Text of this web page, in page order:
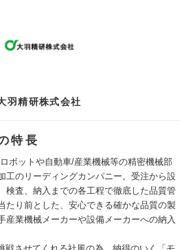
羽精研株式会社
特長
ボットや自動車/産業機械等の精密機械部
工のリーディングカンパニー。受注から設
検査、納入までの各工程で徹底した品質管
たり前とした、安心できる確かな品質の製
産業機械メーカーや設備メーカーへの納入